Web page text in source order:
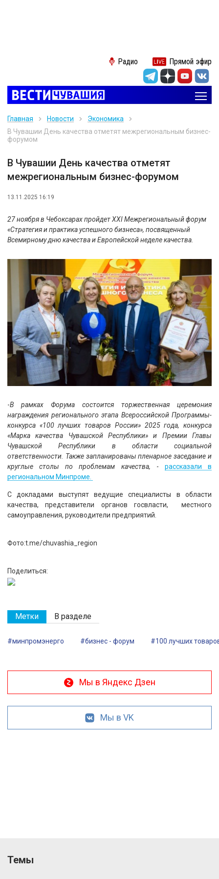
Радио Прямой эфир
Главная Новости
Экономика
В Чувашии День качества отметят межрегиональным бизнес-
форумом
В Чувашии День качества отметят
межрегиональным бизнес-форумом
13.11.2025 16:19
27 ноября в Чебоксарах пройдет XXI Межрегиональный форум
«Стратегия и практика успешного бизнеса», посвященный
Всемирному дню качества и Европейской неделе качества.
-В рамках Форума состоится торжественная церемония
награждения регионального этапа Всероссийской Программы-
конкурса «100 лучших товаров России» 2025 года, конкурса
«Марка качества Чувашской Республики» и Премии Главы
Чувашской Республики в области социальной
ответственности. Также запланированы пленарное заседание и
круглые столы по проблемам качества, - рассказали в
региональном Минпроме.
С докладами выступят ведущие специалисты в области
качества, представители органов госвласти, местного
самоуправления, руководители предприятий.
Фото:t.me/chuvashia_region
Поделиться:
Метки В разделе
#минпромэнерго #бизнес - форум #100 лучших
Мы в Яндекс Дзен
Мы в VK
Темы